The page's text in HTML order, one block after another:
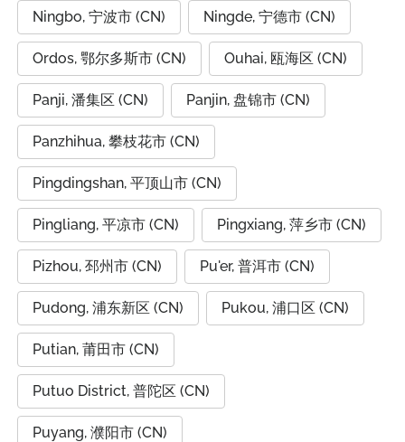
Ningbo, 宁波市 (CN) Ningde, 宁德市 (CN)
Ordos, 鄂尔多斯市 (CN) Ouhai, 瓯海区 (CN)
Panji, 潘集区 (CN) Panjin, 盘锦市 (CN)
Panzhihua, 攀枝花市 (CN)
Pingdingshan, 平顶山市 (CN)
Pingliang, 平凉市 (CN) Pingxiang, 萍乡市 (CN)
Pizhou, 邳州市 (CN) Pu'er, 普洱市 (CN)
Pudong, 浦东新区 (CN) Pukou, 浦口区 (CN)
Putian, 莆田市 (CN)
Putuo District, 普陀区 (CN)
Puyang, 濮阳市 (CN)